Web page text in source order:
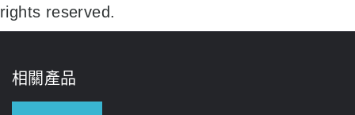
rights reserved.
相關產品